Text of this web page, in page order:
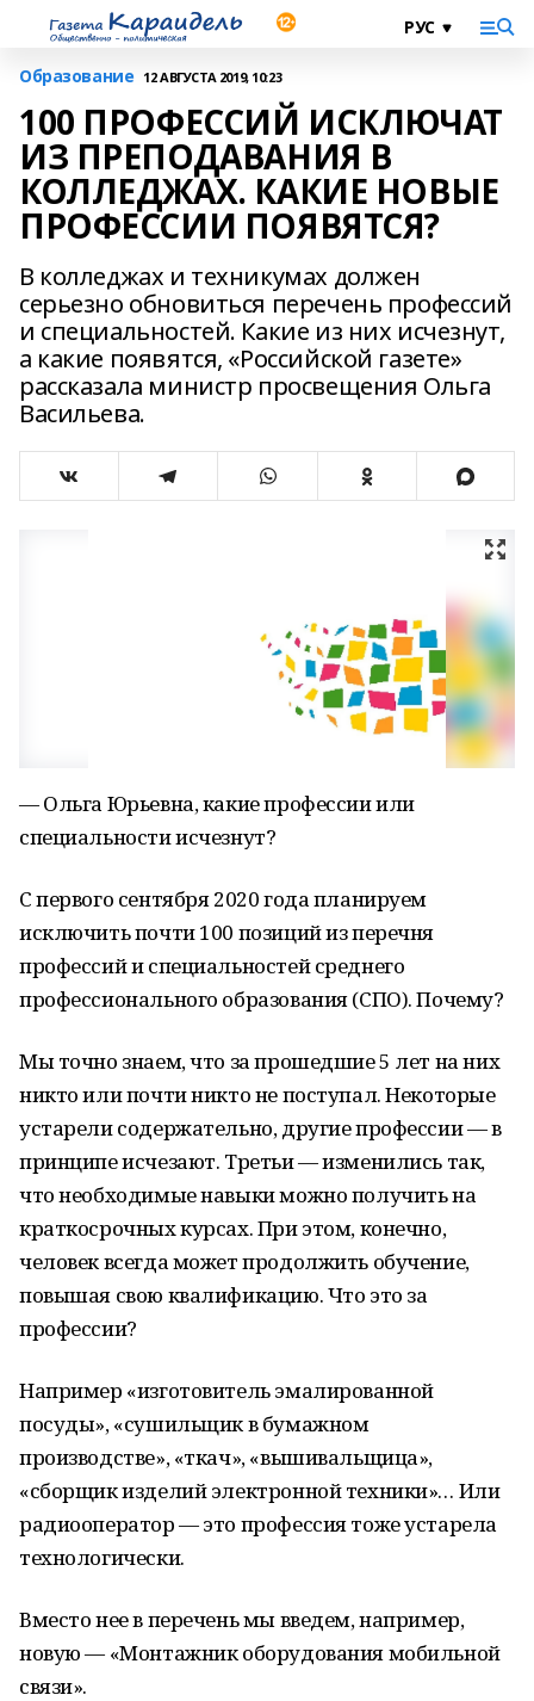
Образование 12 АВГУСТА 2019, 10:23
100 ПРОФЕССИЙ ИСКЛЮЧАТ
ИЗ ПРЕПОДАВАНИЯ В
КОЛЛЕДЖАХ. КАКИЕ НОВЫЕ
ПРОФЕССИИ ПОЯВЯТСЯ?
В колледжах и техникумах должен
серьезно обновиться перечень профессий
и специальностей. Какие из них исчезнут,
а какие появятся, «Российской газете»
рассказала министр просвещения Ольга
Васильева.
— Ольга Юрьевна, какие профессии или
специальности исчезнут?
С первого сентября 2020 года планируем
исключить почти 100 позиций из перечня
профессий и специальностей среднего
профессионального образования (СПО). Почему?
Мы точно знаем, что за прошедшие 5 лет на них
никто или почти никто не поступал. Некоторые
устарели содержательно, другие профессии — в
принципе исчезают. Третьи — изменились так,
что необходимые навыки можно получить на
краткосрочных курсах. При этом, конечно,
человек всегда может продолжить обучение,
повышая свою квалификацию. Что это за
профессии?
Например «изготовитель эмалированной
посуды», «сушильщик в бумажном
производстве», «ткач», «вышивальщица»,
«сборщик изделий электронной техники»… Или
радиооператор — это профессия тоже устарела
технологически.
Вместо нее в перечень мы введем, например,
новую — «Монтажник оборудования мобильной
связи».